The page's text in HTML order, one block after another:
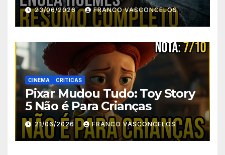
23/06/2026 FRANCO VASCONCELOS
CINEMA CRITICAS
Pixar Mudou Tudo: Toy Story
5 Não é Para Crianças
21/06/2026 FRANCO VASCONCELOS